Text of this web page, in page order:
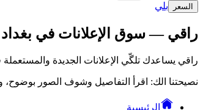
السعر بلي
راقي — سوق الإعلانات في بغداد
راقي يساعدك تلگّي الإعلانات الجديدة
نصيحتنا الك: اقرأ التفاصيل وشوف الصور بوضوح،
الرئيسية